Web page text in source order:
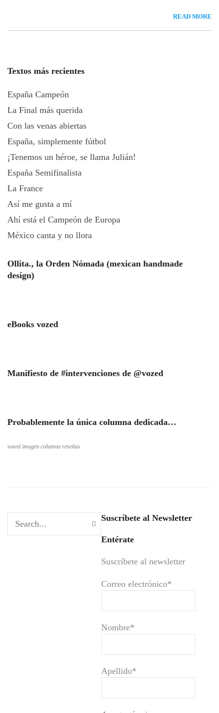
READ MORE
Textos más recientes
España Campeón
La Final más querida
Con las venas abiertas
España, simplemente fútbol
¡Tenemos un héroe, se llama Julián!
España Semifinalista
La France
Así me gusta a mí
Ahí está el Campeón de Europa
México canta y no llora
Ollita., la Orden Nómada (mexican handmade
design)
eBooks vozed
Manifiesto de #intervenciones de @vozed
Probablemente la única columna dedicada…
vozed imagen columna reseñas
Suscríbete al Newsletter
Entérate
Suscríbete al newsletter
Correo electrónico*
Nombre*
Apellido*